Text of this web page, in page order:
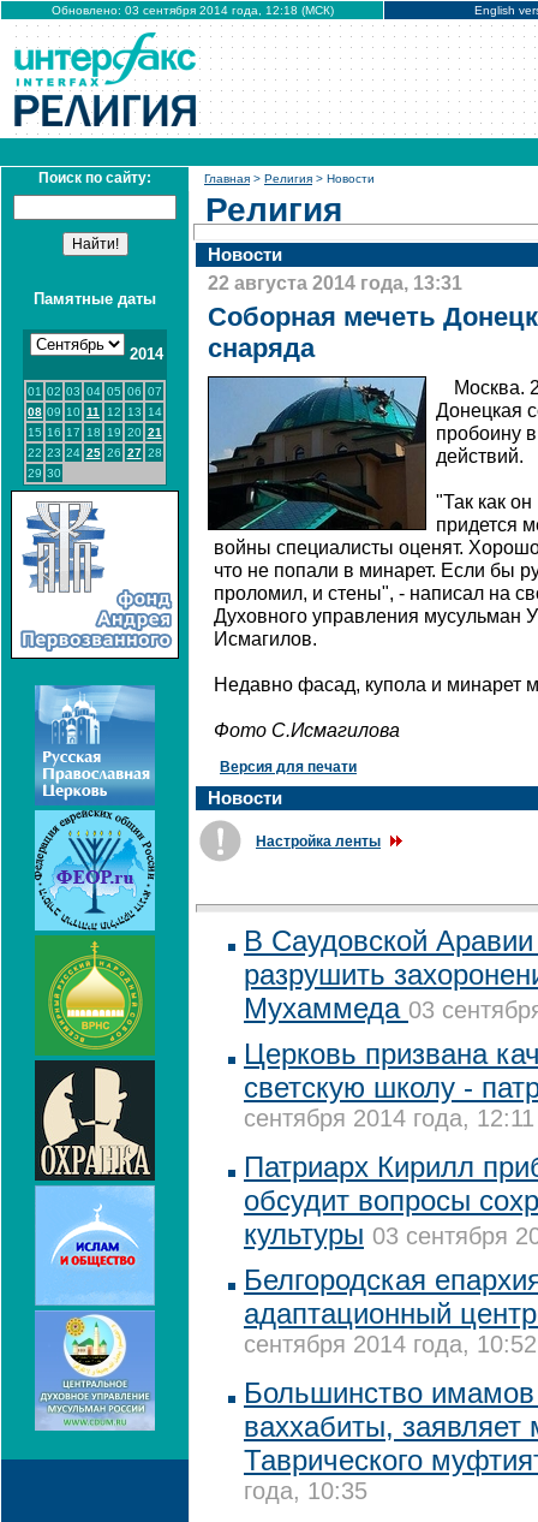
Обновлено: 03 сентября 2014 года, 12:18 (МСК) English
Поиск по сайту:
Памятные даты
2014
01 02 03 04 05 06 07
08 09 10 11 12 13
14
15 16 17 18 19 20 21
22 23 24 25 26 27 28
29 30
Главная > Религия > Новости
Религия
Новости
22 августа 2014 года, 13:31
Соборная мечеть
снаряда
Москва.
Донецкая
пробоину
действий.
"Так как
придется
войны специалисты оценят.
что не попали в минарет. Если бы
проломил, и стены", - написал на
Духовного управления мусульман
Исмагилов.
Недавно фасад, купола и минарет
Фото С.Исмагилова
Версия для печати
Новости
Настройка ленты
В Саудовской
разрушить
Мухаммеда 03
Церковь призвана
светскую школу -
сентября 2014 года, 12:11
Патриарх Кирилл
обсудит вопросы
культуры 03 сентября
Белгородская
адаптационный
сентября 2014 года, 10:52
Большинство
ваххабиты, заявляет
Таврического
года, 10:35